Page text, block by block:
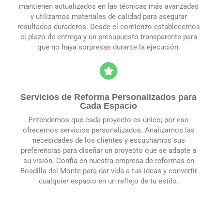
mantienen actualizados en las técnicas más avanzadas
y utilizamos materiales de calidad para asegurar
resultados duraderos. Desde el comienzo establecemos
el plazo de entrega y un presupuesto transparente para
que no haya sorpresas durante la ejecución.
Servicios de Reforma Personalizados para
Cada Espacio
Entendemos que cada proyecto es único; por eso
ofrecemos servicios personalizados. Analizamos las
necesidades de los clientes y escuchamos sus
preferencias para diseñar un proyecto que se adapte a
su visión. Confía en nuestra empresa de reformas en
Boadilla del Monte para dar vida a tus ideas y convertir
cualquier espacio en un reflejo de tu estilo.